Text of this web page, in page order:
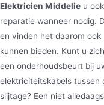
Elektricien Middelie u
reparatie wanneer nodig.
en vinden het daarom
kunnen bieden. Kunt u
een onderhoudsbeurt bij
elektriciteitskabels tussen
slijtage? Een niet